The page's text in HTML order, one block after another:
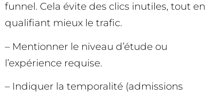
funnel. Cela évite des clics inutiles, tout en
qualifiant mieux le trafic.
– Mentionner le niveau d’étude ou
l’expérience requise.
– Indiquer la temporalité (admissions